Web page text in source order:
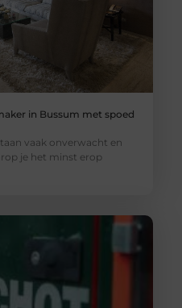
in Bussum met spoed
vaak onverwacht en
je het minst erop